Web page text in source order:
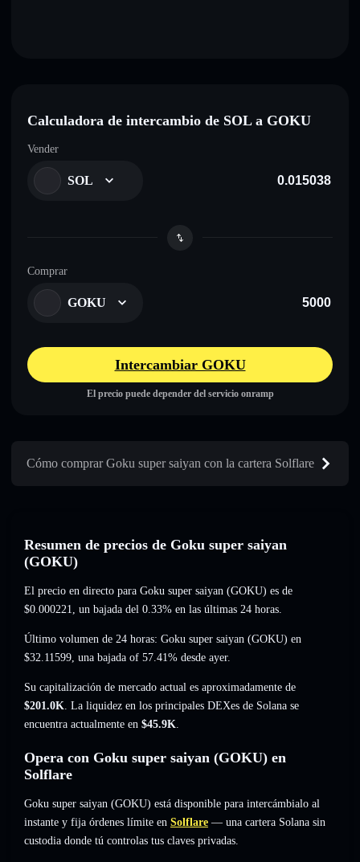
Calculadora de intercambio de SOL a GOKU
Vender
SOL
Comprar
GOKU
Intercambiar GOKU
El precio puede depender del servicio onramp
Cómo comprar Goku super saiyan con la cartera Solflare
Resumen de precios de Goku super saiyan
(GOKU)
El precio en directo para Goku super saiyan (GOKU) es de
$0.000221, un bajada del 0.33% en las últimas 24 horas.
Último volumen de 24 horas: Goku super saiyan (GOKU) en
$32.11599, una bajada of 57.41% desde ayer.
Su capitalización de mercado actual es aproximadamente de
$201.0K. La liquidez en los principales DEXes de Solana se
encuentra actualmente en $45.9K.
Opera con Goku super saiyan (GOKU) en
Solflare
Goku super saiyan (GOKU) está disponible para intercámbialo al
instante y fija órdenes límite en Solflare — una cartera Solana sin
custodia donde tú controlas tus claves privadas.